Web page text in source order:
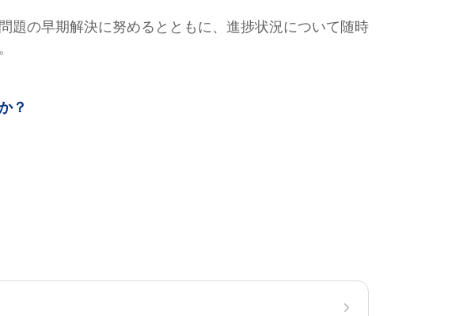
題の早期解決に努めるとともに、進捗状況について随時
？